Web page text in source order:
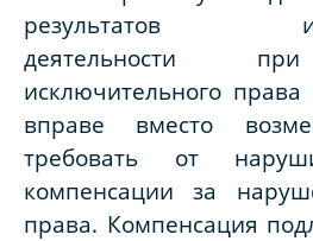
результатов
деятельности
исключительного права
вправе вместо
требовать от
компенсации за
права. Компенсация